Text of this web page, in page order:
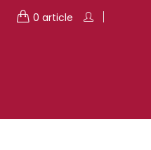
0 article